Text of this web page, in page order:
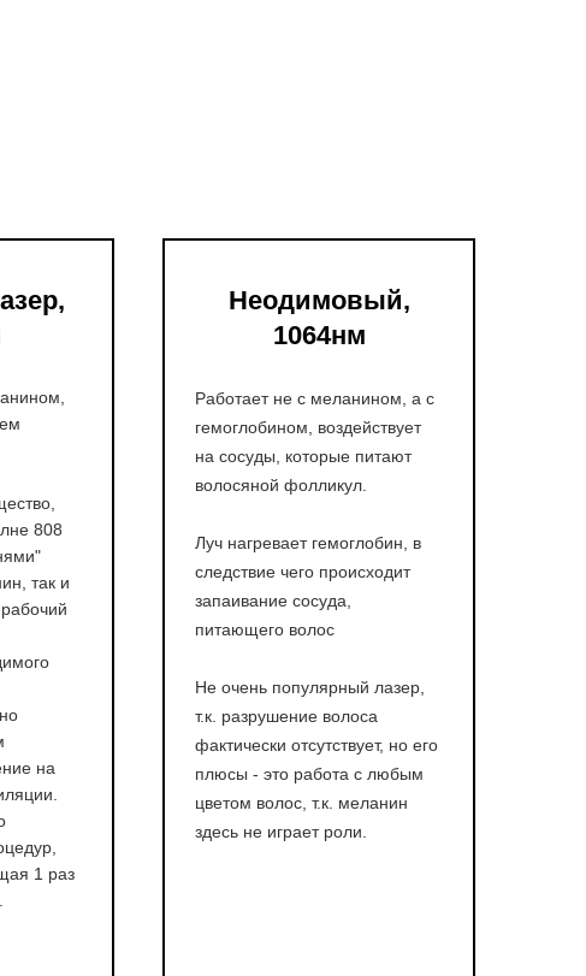
808
так и
на
1 раз
Неодимовый,
1064нм
Работает не с меланином, а с
гемоглобином, воздействует
на сосуды, которые питают
волосяной фолликул.
Луч нагревает гемоглобин, в
следствие чего происходит
запаивание сосуда,
питающего волос
Не очень популярный лазер,
т.к. разрушение волоса
фактически отсутствует, но его
плюсы - это работа с любым
цветом волос, т.к. меланин
здесь не играет роли.